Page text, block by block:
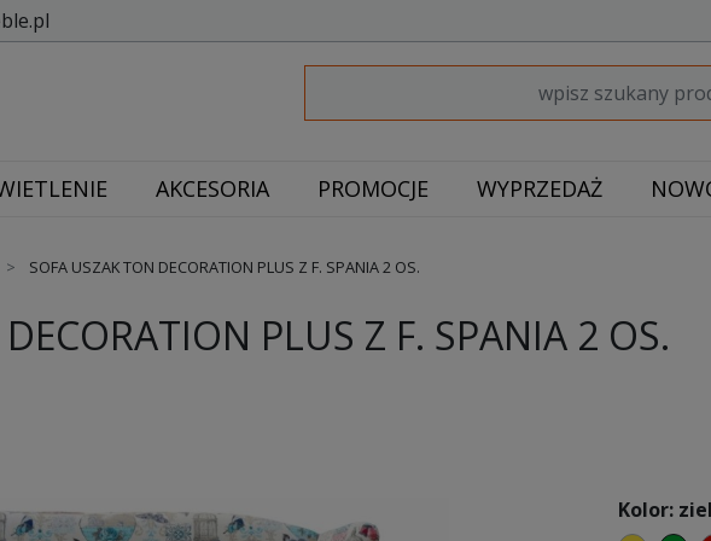
AKCESORIA PROMOCJE WYPRZEDAŻ
SOFA USZAK TON DECORATION PLUS Z F. SPANIA 2 OS.
PLUS Z F. SPANIA 2 OS.
Kolor: